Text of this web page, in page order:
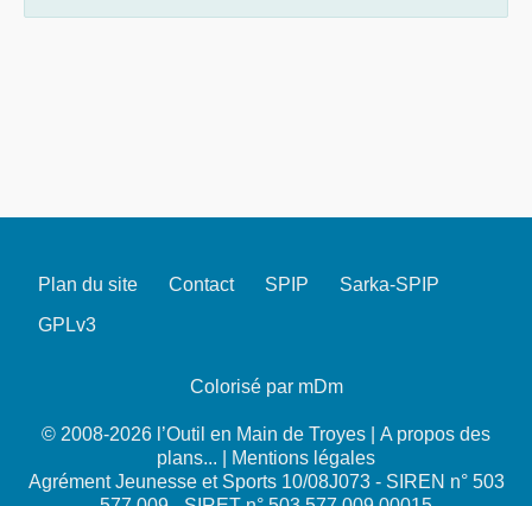
Plan du site Contact SPIP
Sarka-SPIP
GPLv3
Colorisé par mDm
© 2008-2026 l’Outil en Main de Troyes | A propos des
plans...
Mentions légales
Agrément Jeunesse et Sports 10/08J073 - SIREN n° 503